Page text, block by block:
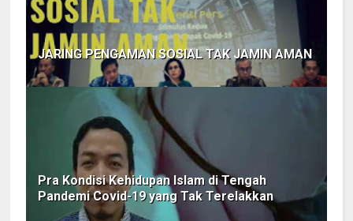
JARING PENGAMAN SOSIAL TAK JAMIN AMAN
Pra Kondisi Kehidupan Islam di Tengah
Pandemi Covid-19 yang Tak Terelakkan